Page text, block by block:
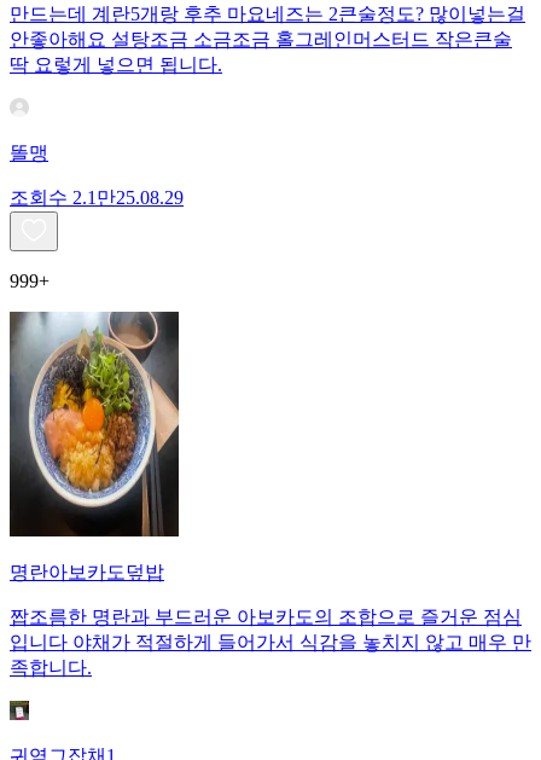
만드는데 계란5개랑 후추 마요네즈는 2큰술정도? 많이넣는걸
안좋아해요 설탕조금 소금조금 홀그레인머스터드 작은큰술
딱 요렇게 넣으면 됩니다.
똘맹
조회수 2.1만25.08.29
999+
명란아보카도덮밥
짭조름한 명란과 부드러운 아보카도의 조합으로 즐거운 점심
입니다 야채가 적절하게 들어가서 식감을 놓치지 않고 매우 만
족합니다.
귀염그잡채1